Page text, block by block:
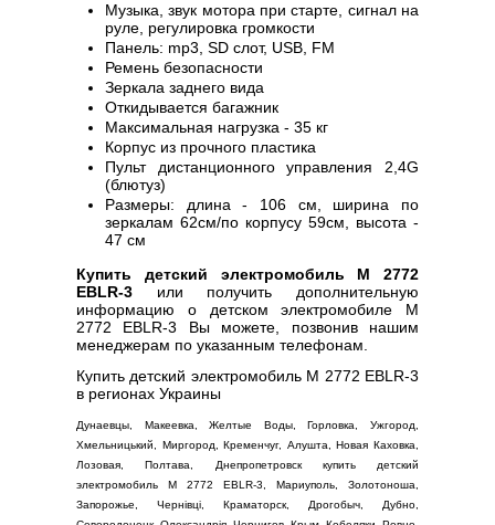
Музыка, звук мотора при старте, сигнал на
руле, регулировка громкости
Панель: mp3, SD слот, USB, FM
Ремень безопасности
Зеркала заднего вида
Откидывается багажник
Максимальная нагрузка - 35 кг
Корпус из прочного пластика
Пульт дистанционного управления 2,4G
(блютуз)
Размеры: длина - 106 см, ширина по
зеркалам 62см/по корпусу 59см, высота -
47 см
Купить детский электромобиль M 2772
EBLR-3 или получить дополнительную
информацию о детском электромобиле M
2772 EBLR-3 Вы можете, позвонив нашим
менеджерам по указанным телефонам.
Купить детский электромобиль M 2772 EBLR-3
в регионах Украины
Дунаевцы, Макеевка, Желтые Воды, Горловка, Ужгород,
Хмельницький, Миргород, Кременчуг, Алушта, Новая Каховка,
Лозовая, Полтава, Днепропетровск купить детский
электромобиль M 2772 EBLR-3, Мариуполь, Золотоноша,
Запорожье, Чернівці, Краматорск, Дрогобыч, Дубно,